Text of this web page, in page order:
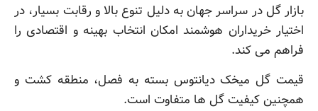
بازار گل در سراسر جهان به دلیل تنوع بالا و رقابت بسیار، در
اختیار خریداران هوشمند امکان انتخاب بهینه و اقتصادی را
فراهم می کند.
قیمت گل میخک دیانتوس بسته به فصل، منطقه کشت و
همچنین کیفیت گل ها متفاوت است.